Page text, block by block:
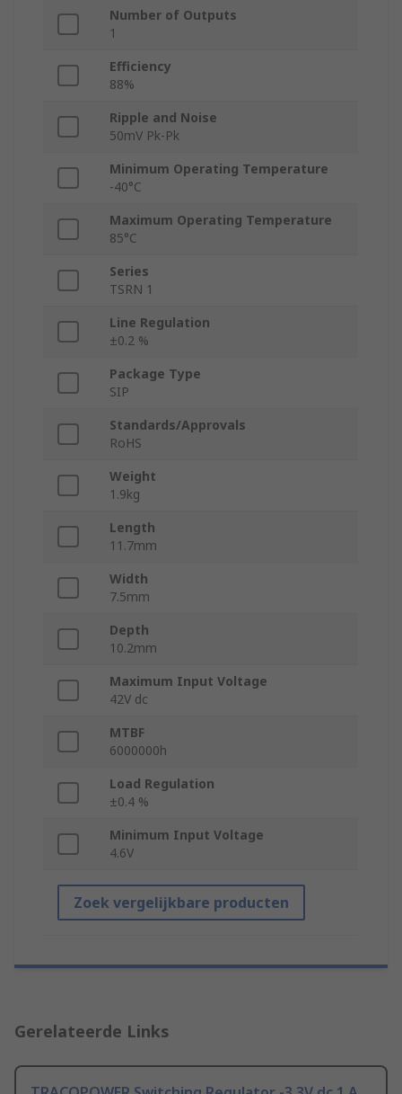
Number of Outputs
1
Efficiency
88%
Ripple and Noise
50mV Pk-Pk
Minimum Operating Temperature
-40°C
Maximum Operating Temperature
85°C
Series
TSRN 1
Line Regulation
±0.2 %
Package Type
SIP
Standards/Approvals
RoHS
Weight
1.9kg
Length
11.7mm
Width
7.5mm
Depth
10.2mm
Maximum Input Voltage
42V dc
MTBF
6000000h
Load Regulation
±0.4 %
Minimum Input Voltage
4.6V
Zoek vergelijkbare producten
Gerelateerde Links